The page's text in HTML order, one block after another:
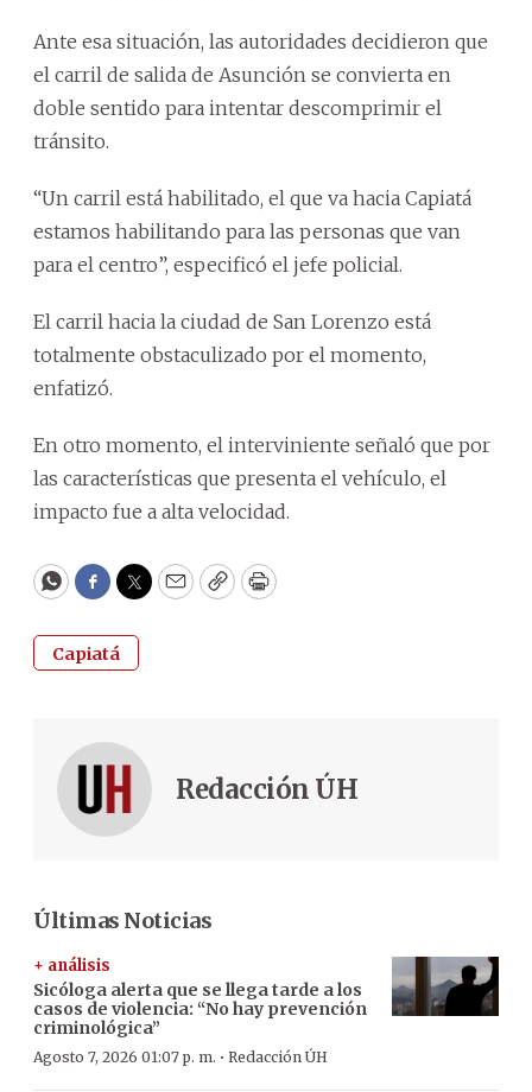
Ante esa situación, las autoridades decidieron que
el carril de salida de Asunción se convierta en
doble sentido para intentar descomprimir el
tránsito.
“Un carril está habilitado, el que va hacia Capiatá
estamos habilitando para las personas que van
para el centro”, especificó el jefe policial.
El carril hacia la ciudad de San Lorenzo está
totalmente obstaculizado por el momento,
enfatizó.
En otro momento, el interviniente señaló que por
las características que presenta el vehículo, el
impacto fue a alta velocidad.
WhatsApp
Facebook
Twitter
EmailCopyPrint
Capiatá
Redacción ÚH
Últimas Noticias
+ análisis
Sicóloga alerta que se llega tarde a los
casos de violencia: “No hay prevención
criminológica”
Agosto 7, 2026 01:07 p. m. · Redacción ÚH